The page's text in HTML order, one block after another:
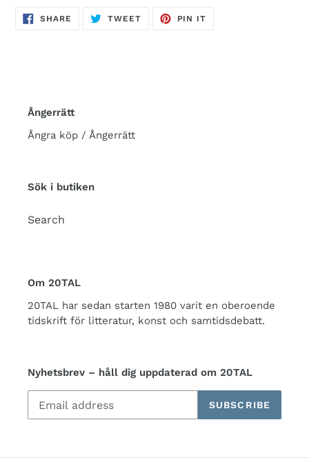
SHARE SHARE
TWEETTWEET
PIN IT
Ångerrätt
Ångra köp / Ångerrätt
Sök i butiken
Search
Om 20TAL
20TAL har sedan starten 1980 varit en oberoende
tidskrift för litteratur, konst och samtidsdebatt.
Nyhetsbrev – håll dig uppdaterad om 20TAL
SUBSCRIBE